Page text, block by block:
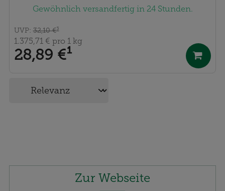
Gewöhnlich versandfertig in 24 Stunden.
28,89 €¹
UVP: 32,10 €³
1.375,71 € pro 1 kg
Zur Webseite